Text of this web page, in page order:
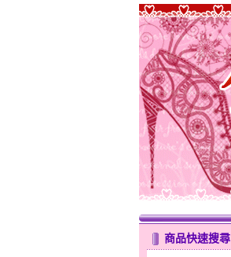
商品快速搜尋